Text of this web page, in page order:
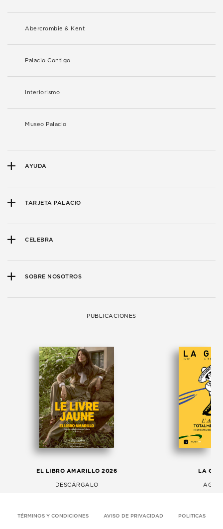
Abercrombie & Kent
Palacio Contigo
Interiorismo
Museo Palacio
AYUDA
TARJETA PALACIO
CELEBRA
SOBRE NOSOTROS
PUBLICACIONES
EL LIBRO AMARILLO 2026
DESCÁRGALO
LA
TÉRMINOS Y CONDICIONES AVISO DE PRIVACIDAD POLITICAS